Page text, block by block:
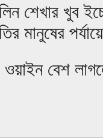
শেখার খুব
মানুষের
ওয়াইন বেশ